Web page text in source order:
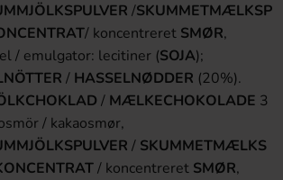
/SKUMMETMÆLKSP
/ koncentreret SMØR,
/ emulgator: lecitiner (SOJA);
/ HASSELNØDDER (20%).
/ MÆLKECHOKOLADE 3
/ kakaosmør,
/ SKUMMETMÆLKS
/ koncentreret SMØR,